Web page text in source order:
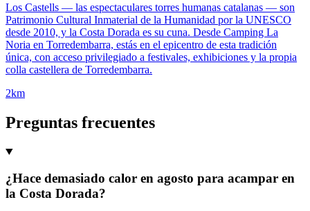
Los Castells — las espectaculares torres humanas catalanas — son
Patrimonio Cultural Inmaterial de la Humanidad por la UNESCO
desde 2010, y la Costa Dorada es su cuna. Desde Camping La
Noria en Torredembarra, estás en el epicentro de esta tradición
única, con acceso privilegiado a festivales, exhibiciones y la propia
colla castellera de Torredembarra.
2km
Preguntas frecuentes
¿Hace demasiado calor en agosto para acampar en
la Costa Dorada?